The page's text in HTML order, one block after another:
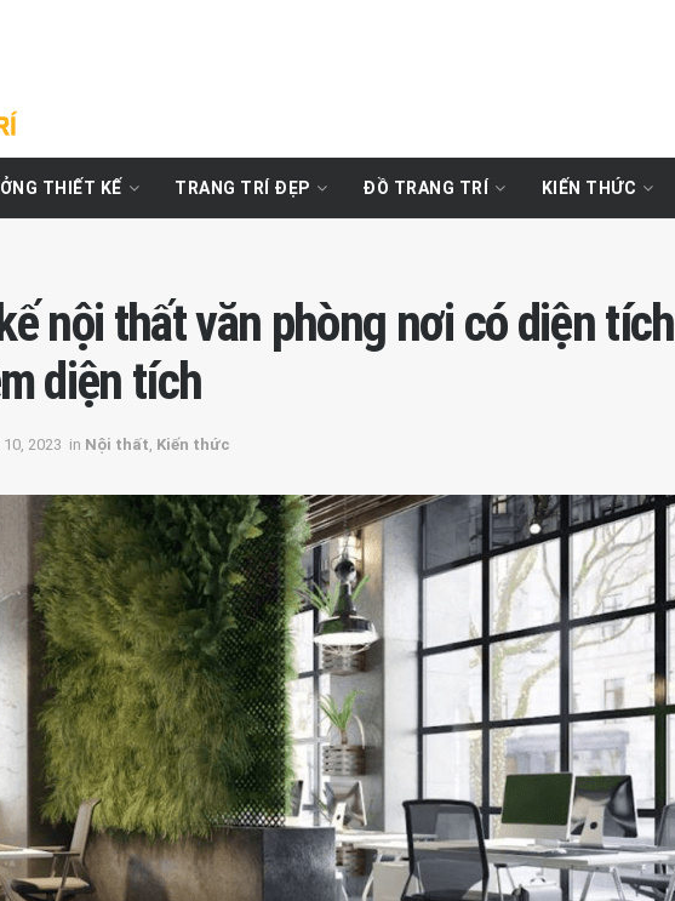
THIẾT KẾ TRANG TRÍ ĐẸP ĐỒ TRANG TRÍ KIẾN THỨC
nội thất văn phòng nơi có diện tích
diện tích
2023 in Nội thất Kiến thức